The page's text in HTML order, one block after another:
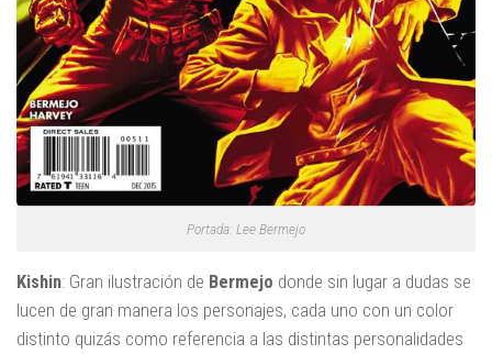
Portada: Lee Bermejo
Kishin: Gran ilustración de Bermejo donde sin lugar a dudas se
lucen de gran manera los personajes, cada uno con un color
distinto quizás como referencia a las distintas personalidades